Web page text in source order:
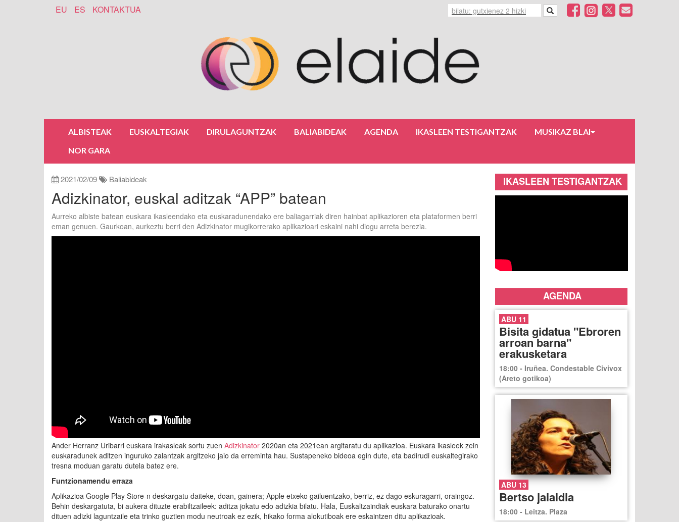
EU ES KONTAKTUA
ALBISTEAK EUSKALTEGIAK DIRULAGUNTZAK BALIABIDEAK AGENDA IKASLEEN TESTIGANTZAK
MUSIKAZ BLAI
NOR GARA
2021/02/09 Baliabideak
Adizkinator, euskal aditzak “APP” batean
Aurreko albiste batean euskara ikasleendako eta euskaradunendako ere baliagarriak diren hainbat aplikazioren eta plataformen berri
eman genuen. Gaurkoan, aurkeztu berri den Adizkinator mugikorrerako aplikazioari eskaini nahi diogu arreta berezia.
Ander Herranz Uribarri euskara irakasleak sortu zuen Adizkinator 2020an eta 2021ean argitaratu du aplikazioa. Euskara ikasleek zein
euskaradunek aditzen inguruko zalantzak argitzeko jaio da erreminta hau. Sustapeneko bideoa egin dute, eta badirudi euskaltegirako
tresna moduan garatu dutela batez ere.
Funtzionamendu erraza
Aplikazioa Google Play Store-n deskargatu daiteke, doan, gainera; Apple etxeko gailuentzako, berriz, ez dago eskuragarri, oraingoz.
Behin deskargatuta, bi aukera dituzte erabiltzaileek: aditza jokatu edo adizkia bilatu. Hala, Euskaltzaindiak euskara baturako onartu
dituen adizki laguntzaile eta trinko guztien modu neutroak ez ezik, hikako forma alokutiboak ere eskaintzen ditu aplikazioak.
IKASLEEN TESTIGANTZAK
AGENDA
ABU 11
Bisita gidatua "Ebroren
arroan barna"
erakusketara
18:00 - Iruñea. Condestable Civivox
(Areto gotikoa)
ABU 13
Bertso jaialdia
18:00 - Leitza. Plaza